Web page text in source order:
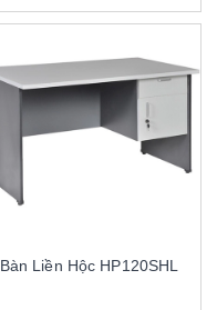
Bàn Liền Hộc HP120SHL